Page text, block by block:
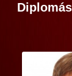
Diplomás